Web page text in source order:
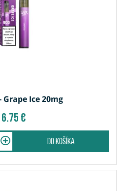
Grape Ice 20mg
6.75 €
do košíka